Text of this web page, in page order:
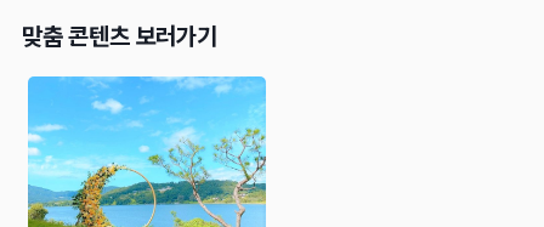
맞춤 콘텐츠 보러가기